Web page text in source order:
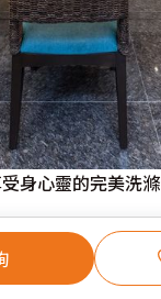
身心靈的完美洗滌